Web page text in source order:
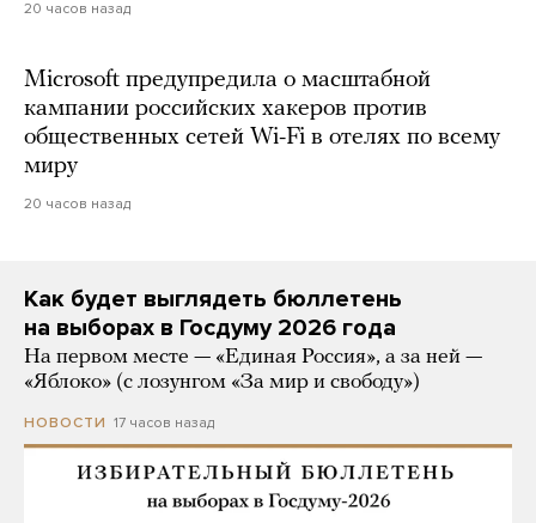
20 часов назад
Microsoft предупредила о масштабной
кампании российских хакеров против
общественных сетей Wi-Fi в отелях по всему
миру
20 часов назад
Как будет выглядеть бюллетень
на выборах в Госдуму 2026 года
На первом месте — «Единая Россия», а за ней —
«Яблоко» (с лозунгом «За мир и свободу»)
НОВОСТИ 17 часов назад